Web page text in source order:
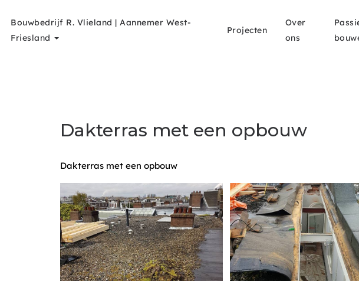
Bouwbedrijf R. Vlieland | Aannemer West-
Friesland
Projecten
Over
ons
Dakterras met een opbouw
Dakterras met een opbouw